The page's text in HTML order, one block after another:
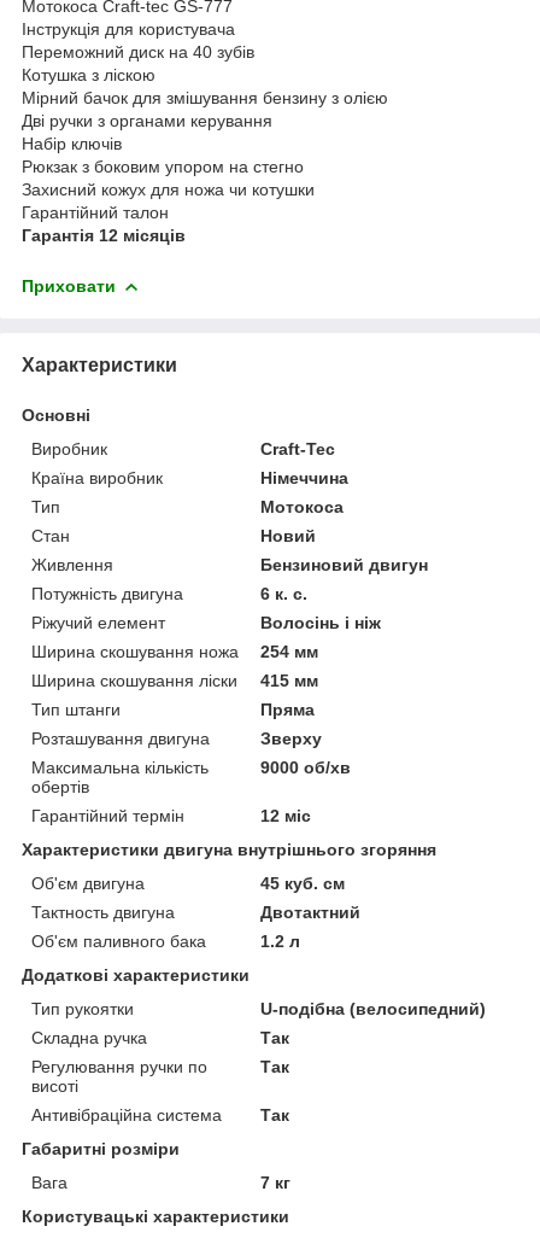
Мотокоса Craft-tec GS-777
Інструкція для користувача
Переможний диск на 40 зубів
Котушка з ліскою
Мірний бачок для змішування бензину з олією
Дві ручки з органами керування
Набір ключів
Рюкзак з боковим упором на стегно
Захисний кожух для ножа чи котушки
Гарантійний талон
Гарантія 12 місяців
Приховати
Характеристики
Основні
Виробник
Craft-Tec
Країна виробник
Німеччина
Тип
Мотокоса
Стан
Новий
Живлення
Бензиновий двигун
Потужність двигуна
6 к. с.
Ріжучий елемент
Волосінь і ніж
Ширина скошування ножа
254 мм
Ширина скошування ліски
415 мм
Тип штанги
Пряма
Розташування двигуна
Зверху
Максимальна кількість
обертів
9000 об/хв
Гарантійний термін
12 міс
Характеристики двигуна внутрішнього згоряння
Об'єм двигуна
45 куб. см
Тактность двигуна
Двотактний
Об'єм паливного бака
1.2 л
Додаткові характеристики
Тип рукоятки
U-подібна (велосипедний)
Складна ручка
Так
Регулювання ручки по
висоті
Так
Антивібраційна система
Так
Габаритні розміри
Вага
7 кг
Користувацькі характеристики